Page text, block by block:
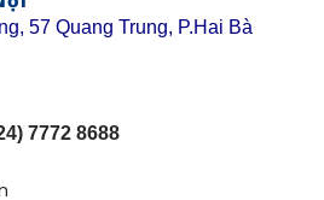
57 Quang Trung, P.Hai Bà
7772 8688